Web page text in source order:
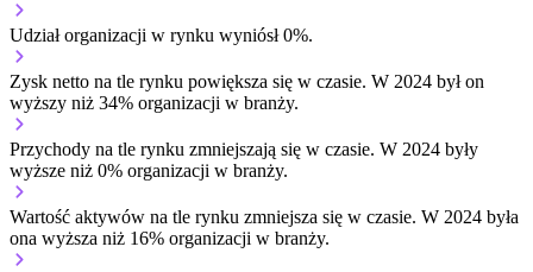
Udział organizacji w rynku wyniósł 0%.
Zysk netto na tle rynku powiększa się w czasie. W 2024 był on
wyższy niż 34% organizacji w branży.
Przychody na tle rynku zmniejszają się w czasie. W 2024 były
wyższe niż 0% organizacji w branży.
Wartość aktywów na tle rynku zmniejsza się w czasie. W 2024 była
ona wyższa niż 16% organizacji w branży.